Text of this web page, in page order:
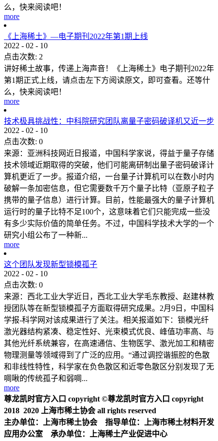
么，快来阅读吧！
more
《上海稀土》—电子期刊2022年第1期上线
2022 - 02 - 10
点击次数: 2
讲好稀土故事，传递上海声音！《上海稀土》电子期刊2022年
第1期正式上线，请点击左下方阅读原文，即可查看。还等什
么，快来阅读吧！
more
技术极具挑战性：中科院研究团队离量子密码破译机又近一步
2022 - 02 - 10
点击次数: 0
来源：亚洲科技网近日报道，中国科学家说，得益于量子存储
技术领域近期取得的突破，他们可能离研制出量子密码破译计
算机更近了一步。报道介绍，一台量子计算机可以在数小时内
破解一条加密信息，但它需要数千万个量子比特（亚原子粒子
携带的量子信息）进行计算。目前，性能最强大的量子计算机
运行时的量子比特不足100个，这意味着它们只能完成一些没
有多少实际价值的简单任务。不过，中国科学技术大学的一个
研究小组公布了一种新...
more
这个团队发现新型锁模孤子
2022 - 02 - 10
点击次数: 0
来源：西北工业大学近日，西北工业大学毛东教授、赵建林教
授团队等在新型锁模孤子方面取得研究成果。2月9日，中国科
学报-科学网对该成果进行了关注。相关报道如下：锁模光纤
激光器结构紧凑、稳定性好、光束模式优良、峰值功率高、与
其他光纤系统兼容，在高速通信、生物医学、激光加工和精密
物理测量等领域得到了广泛的应用。“通过调控谐振腔的色散
和非线性特性，科学家在负色散区和近零色散区分别发现了无
啁啾的传统孤子和弱啁...
more
尊龙凯时官方入口 copyright ©尊龙凯时官方入口 copyright
2018 2020 上海市稀土协会 all rights reserved
主办单位：上海市稀土协会 指导单位：上海市稀土材料开发
应用办公室 承办单位：上海稀土产业促进中心